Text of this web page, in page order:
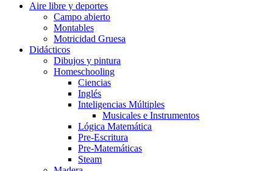
Aire libre y deportes
Campo abierto
Montables
Motricidad Gruesa
Didácticos
Dibujos y pintura
Homeschooling
Ciencias
Inglés
Inteligencias Múltiples
Musicales e Instrumentos
Lógica Matemática
Pre-Escritura
Pre-Matemáticas
Steam